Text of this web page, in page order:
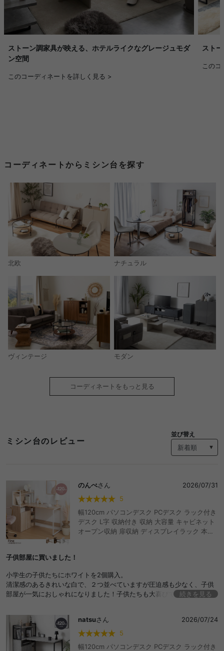
ストーン調家具が映える、ホテルライクなグレージュモダ
ン空間
このコーディネートを詳しく見る >
スト
この
コーディネートからミシン台を探す
北欧 ナチュラル
ヴィンテージ モダン
コーディネートをもっと見る
ミシン台のレビュー
並び替え
のんべさん
2026/07/31
5
幅120cm パソコンデスク PCデスク ラック付き
デスク L字 収納付き 収納 大容量 キャビネット
オープン収納 扉収納 ディスプレイラック 本棚
子供部屋に買いました！
小学生の子供たちにホワイトを2個購入。
清潔感のあるきれいな白で、２つ並べていますが圧迫感も少なく、子供
部屋が一気におしゃれになりました！子供たちも大喜びで気に入って使
続きを見る
natsuさん
2026/07/24
5
幅120cm パソコンデスク PCデスク ラック付き